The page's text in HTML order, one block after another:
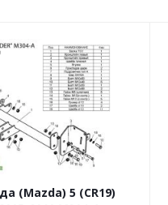
(Mazda) 5 (CR19)